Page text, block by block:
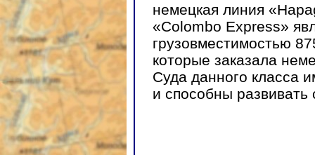
немецкая линия
«Colombo Express»
грузовместимостью
которые заказала
Суда данного класса
и способны развивать